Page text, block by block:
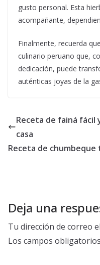
gusto personal. Esta
acompañante,
Finalmente, recuerda
culinario peruano que,
dedicación, puede
auténticas joyas de la
Receta de fainá fácil
casa
Receta de chumbeque
Deja una
Tu dirección de correo
Los campos